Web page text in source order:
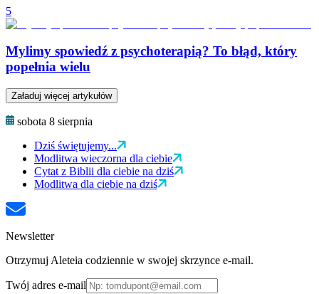
5
Mylimy spowiedź z psychoterapią? To błąd, który
popełnia wielu
Załaduj więcej artykułów
sobota 8 sierpnia
Dziś świętujemy...
Modlitwa wieczorna dla ciebie
Cytat z Biblii dla ciebie na dziś
Modlitwa dla ciebie na dziś
Newsletter
Otrzymuj Aleteia codziennie w swojej skrzynce e-mail.
Twój adres e-mail